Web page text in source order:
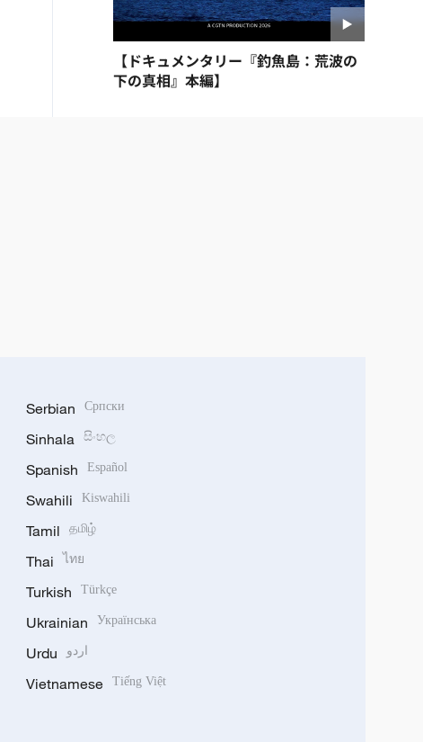
【ドキュメンタリー『釣魚島：荒波の
下の真相』本編】
Serbian Српски
Sinhala සිංහල
Spanish Español
Swahili Kiswahili
Tamil தமிழ்
Thai ไทย
Turkish Türkçe
Ukrainian Українська
Urdu اردو
Vietnamese Tiếng Việt